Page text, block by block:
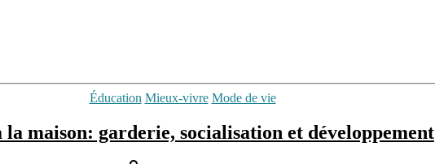
Catégories
Éducation Mieux-vivre Mode de vie
la maison: garderie, socialisation et développement